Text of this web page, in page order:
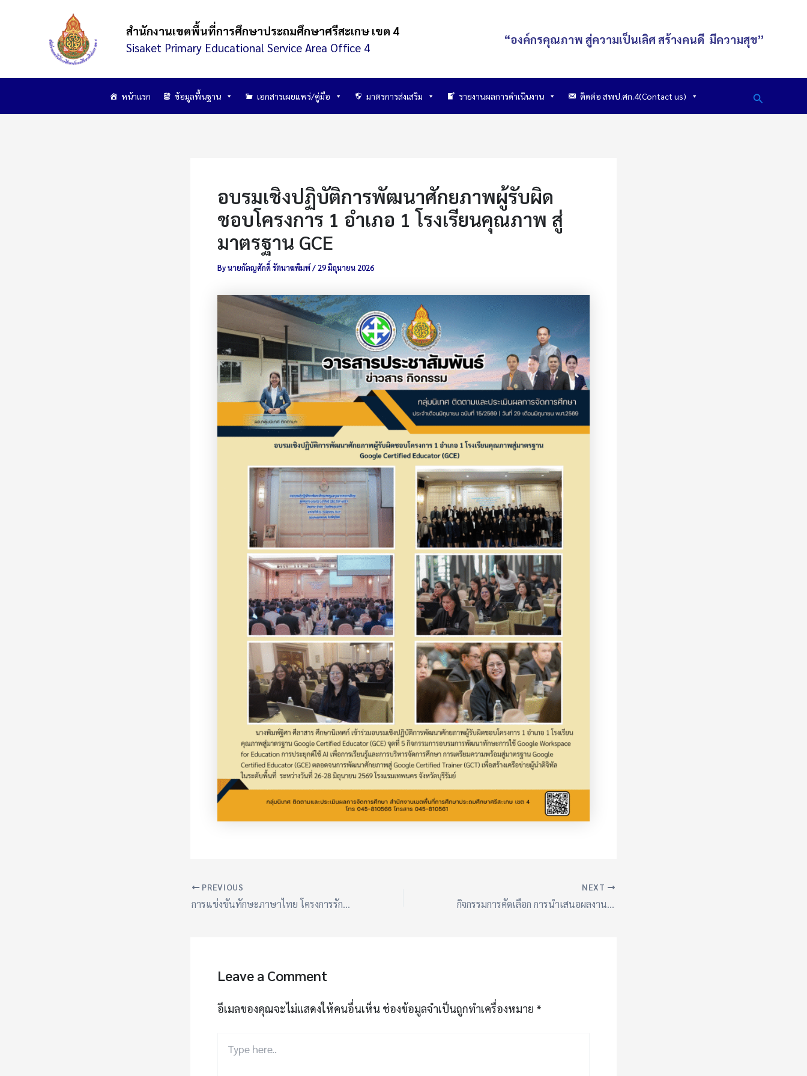
สำนักงานเขตพื้นที่การศึกษาประถมศึกษาศรีสะเกษ เขต 4
Sisaket Primary Educational Service Area Office 4
“องค์กรคุณภาพ สู่ความเป็นเลิศสร้างคนดี มีความสุข”
หน้าแรก ข้อมูลพื้นฐาน เอกสารเผยแพร่/คู่มือ มาตรการส่งเสริม รายงานผลการดำเนินงาน ติดต่อ สพป.ศก.4(Contact us) Search
อบรมเชิงปฏิบัติการพัฒนาศักยภาพผู้รับผิด
ชอบโครงการ 1 อำเภอ 1 โรงเรียนคุณภาพ สู่
มาตรฐาน GCE
Byนายกัลญศักดิ์ รัตนาฆพิมพ์/ 29 มิถุนายน 2026
PREVIOUS
การแข่งขันทักษะภาษาไทย โครงการรักษ์ภาษาไทย เนื่องในวันภาษาไทยแห่งชาติ ประจำปี 2569 ระดับประเทศ
NEXT
กิจกรรมการคัดเลือก การนำเสนอผลงาน และการเรียนรู้ภายใต้โครงการโรงเรียนสุจริต ประจำปี 2569 ระดับเขตพื้นที่การศึกษา
Leave a Comment
อีเมลของคุณจะไม่แสดงให้คนอื่นเห็น ช่องข้อมูลจำเป็นถูกทำเครื่องหมาย *
here..